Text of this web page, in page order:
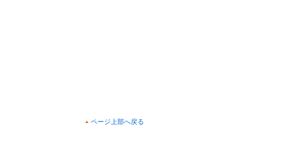
ページ上部へ戻る